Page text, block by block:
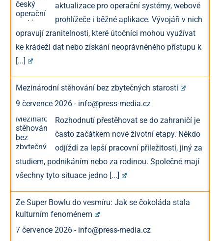
aktualizace pro operační systémy, webové
prohlížeče i běžné aplikace. Vývojáři v nich
opravují zranitelnosti, které útočníci mohou využívat
ke krádeži dat nebo získání neoprávněného přístupu k
[...]
Mezinárodní stěhování bez zbytečných starostí
9 července 2026 - info@press-media.cz
Rozhodnutí přestěhovat se do zahraničí je
často začátkem nové životní etapy. Někdo
odjíždí za lepší pracovní příležitostí, jiný za
studiem, podnikáním nebo za rodinou. Společné mají
všechny tyto situace jedno [...]
Ze Super Bowlu do vesmíru: Jak se čokoláda stala
kulturním fenoménem
7 července 2026 - info@press-media.cz